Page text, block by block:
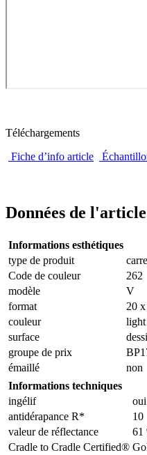
Téléchargements
Fiche d’info article
Données de l'article
Informations esthétiques
type de produit
Code de couleur
262
modèle
V
format
20
couleur
light
surface
groupe de prix
émaillé
non
Informations techniques
ingélif
oui
antidérapance R*
10
valeur de réflectance
61
Cradle to Cradle Certified®